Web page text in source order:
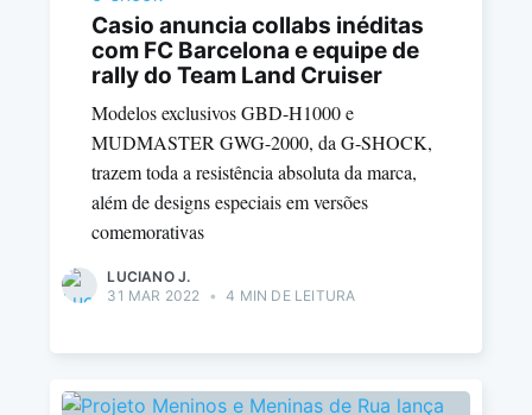
Casio anuncia collabs inéditas
com FC Barcelona e equipe de
rally do Team Land Cruiser
Modelos exclusivos GBD-H1000 e
MUDMASTER GWG-2000, da G-SHOCK,
trazem toda a resistência absoluta da marca,
além de designs especiais em versões
comemorativas
LUCIANO J.
31 MAR 2022
• 4 MIN DE LEITURA